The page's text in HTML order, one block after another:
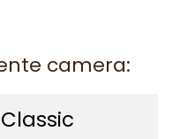
camera: